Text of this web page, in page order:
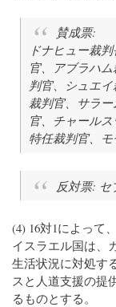
賛成票:
ドナヒュー裁
官、アブラハ
判官、シュエ
裁判官、サラ
官、チャール
特任裁判官、
反対票: セ
(4) 16対1によって、
イスラエル国は、
生活状況に対処す
スと人道支援の提
るものとする。